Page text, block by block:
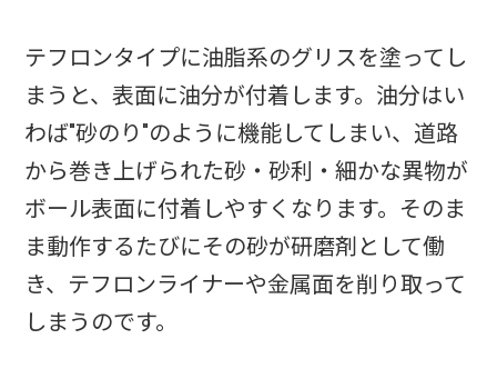
テフロンタイプに油脂系のグリスを塗ってし
まうと、表面に油分が付着します。油分はい
わば"砂のり"のように機能してしまい、道路
から巻き上げられた砂・砂利・細かな異物が
ボール表面に付着しやすくなります。そのま
ま動作するたびにその砂が研磨剤として働
き、テフロンライナーや金属面を削り取って
しまうのです。